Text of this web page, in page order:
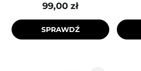
99,00 zł
SPRAWDŹ